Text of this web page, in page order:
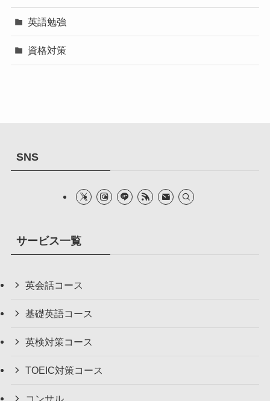
英語勉強
資格対策
SNS
サービス一覧
英会話コース
基礎英語コース
英検対策コース
TOEIC対策コース
コンサル